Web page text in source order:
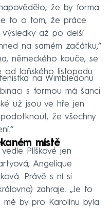
že by forma
je to o tom, že práce
až po delší
na samém začátku,“
německého kouče, se
od loňského listopadu.
na Wimbledonu
s formou má šanci
už jsou ve hře jen
že všechny
místě
Plíškové jen
Angelique
Právě s ní si
zahraje. „Je to
mě by pro Karolínu byla